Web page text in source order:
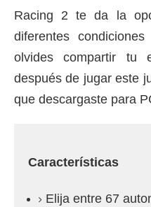
Racing 2 te da la
diferentes
olvides compartir tu
después de jugar este
que descargaste para
Características
Elija entre 67